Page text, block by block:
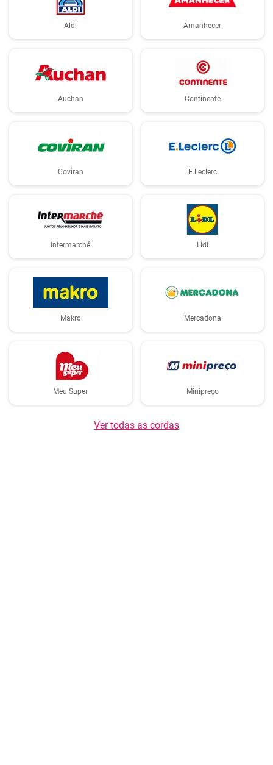
Aldi Amanhecer
Auchan Continente
Coviran E.Leclerc
Intermarché Lidl
Makro Mercadona
Meu Super Minipreço
Ver todas as cordas